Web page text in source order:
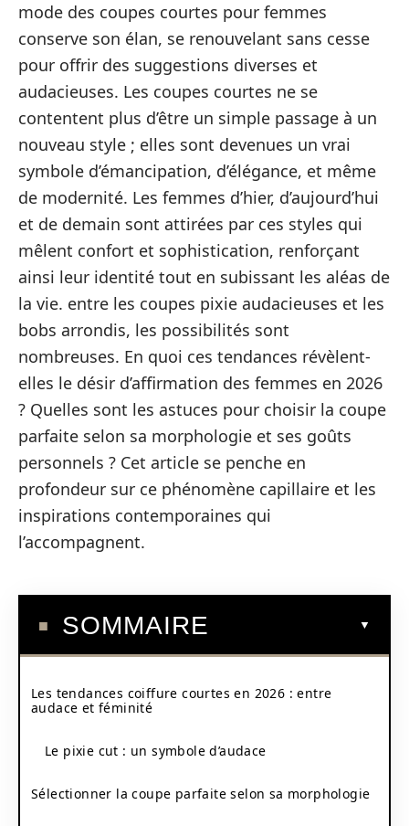
mode des coupes courtes pour femmes
conserve son élan, se renouvelant sans cesse
pour offrir des suggestions diverses et
audacieuses. Les coupes courtes ne se
contentent plus d’être un simple passage à un
nouveau style ; elles sont devenues un vrai
symbole d’émancipation, d’élégance, et même
de modernité. Les femmes d’hier, d’aujourd’hui
et de demain sont attirées par ces styles qui
mêlent confort et sophistication, renforçant
ainsi leur identité tout en subissant les aléas de
la vie. entre les coupes pixie audacieuses et les
bobs arrondis, les possibilités sont
nombreuses. En quoi ces tendances révèlent-
elles le désir d’affirmation des femmes en 2026
? Quelles sont les astuces pour choisir la coupe
parfaite selon sa morphologie et ses goûts
personnels ? Cet article se penche en
profondeur sur ce phénomène capillaire et les
inspirations contemporaines qui
l’accompagnent.
SOMMAIRE
Les tendances coiffure courtes en 2026 : entre
audace et féminité
Le pixie cut : un symbole d’audace
Sélectionner la coupe parfaite selon sa morphologie